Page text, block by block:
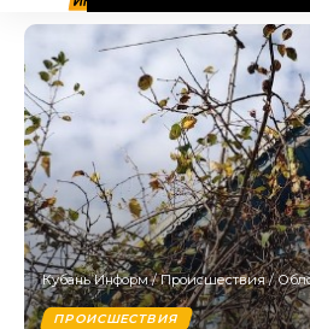
Кубань Информ/Происшествия/Обломки
ПРОИСШЕСТВИЯ